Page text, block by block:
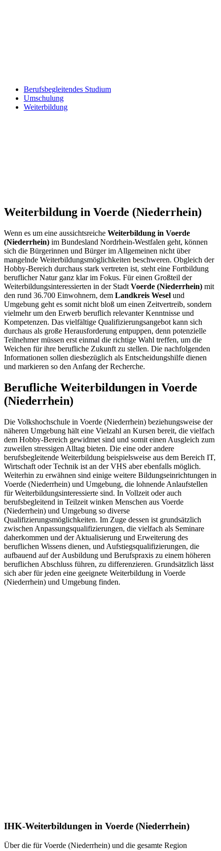
Berufsbegleitendes Studium
Umschulung
Weiterbildung
Weiterbildung in Voerde (Niederrhein)
Wenn es um eine aussichtsreiche Weiterbildung in Voerde
(Niederrhein) im Bundesland Nordrhein-Westfalen geht, können
sich die Bürgerinnen und Bürger im Allgemeinen nicht über
mangelnde Weiterbildungsmöglichkeiten beschweren. Obgleich der
Hobby-Bereich durchaus stark vertreten ist, steht eine Fortbildung
beruflicher Natur ganz klar im Fokus. Für einen Großteil der
Weiterbildungsinteressierten in der Stadt Voerde (Niederrhein) mit
den rund 36.700 Einwohnern, dem Landkreis Wesel und
Umgebung geht es somit nicht bloß um einen Zeitvertreib, sondern
vielmehr um den Erwerb beruflich relevanter Kenntnisse und
Kompetenzen. Das vielfältige Qualifizierungsangebot kann sich
durchaus als große Herausforderung entpuppen, denn potenzielle
Teilnehmer müssen erst einmal die richtige Wahl treffen, um die
Weichen für ihre berufliche Zukunft zu stellen. Die nachfolgenden
Informationen sollen diesbezüglich als Entscheidungshilfe dienen
und markieren so den Anfang der Recherche.
Berufliche Weiterbildungen in Voerde
(Niederrhein)
Die Volkshochschule in Voerde (Niederrhein) beziehungsweise der
näheren Umgebung hält eine Vielzahl an Kursen bereit, die vielfach
dem Hobby-Bereich gewidmet sind und somit einen Ausgleich zum
zuweilen stressigen Alltag bieten. Die eine oder andere
berufsbegleitende Weiterbildung beispielsweise aus dem Bereich IT,
Wirtschaft oder Technik ist an der VHS aber ebenfalls möglich.
Weiterhin zu erwähnen sind einige weitere Bildungseinrichtungen in
Voerde (Niederrhein) und Umgebung, die lohnende Anlaufstellen
für Weiterbildungsinteressierte sind. In Vollzeit oder auch
berufsbegleitend in Teilzeit winken Menschen aus Voerde
(Niederrhein) und Umgebung so diverse
Qualifizierungsmöglichkeiten. Im Zuge dessen ist grundsätzlich
zwischen Anpassungsqualifizierungen, die vielfach als Seminare
daherkommen und der Aktualisierung und Erweiterung des
beruflichen Wissens dienen, und Aufstiegsqualifizierungen, die
aufbauend auf der Ausbildung und Berufspraxis zu einem höheren
beruflichen Abschluss führen, zu differenzieren. Grundsätzlich lässt
sich aber für jeden eine geeignete Weiterbildung in Voerde
(Niederrhein) und Umgebung finden.
IHK-Weiterbildungen in Voerde (Niederrhein)
Über die für Voerde (Niederrhein) und die gesamte Region